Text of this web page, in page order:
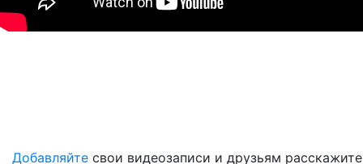
Добавляйте свои видеозаписи и друзьям